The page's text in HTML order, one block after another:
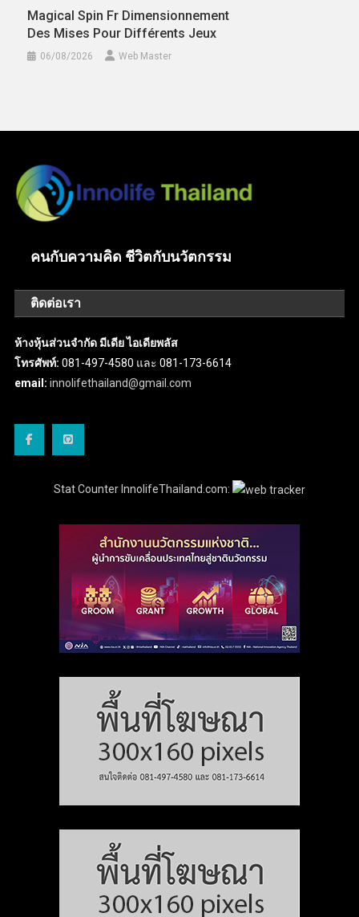
Magical Spin Fr Dimensionnement
Des Mises Pour Différents Jeux
06/08/2026 Web Master
คนกับความคิด ชีวิตกับนวัตกรรม
ติดต่อเรา
ห้างหุ้นส่วนจำกัด มีเดีย ไอเดียพลัส
โทรศัพท์: 081-497-4580 และ 081-173-6614
email: innolifethailand@gmail.com
Stat Counter InnolifeThailand.com: